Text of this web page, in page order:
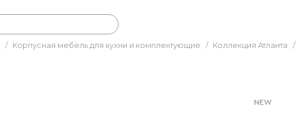
/ Корпусная мебель для кухни и комплектующие / Коллекция Атланта /